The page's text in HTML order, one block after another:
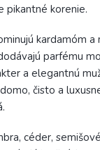
pikantné korenie.
kardamóm a
parfému
a elegantnú
čisto a
céder,